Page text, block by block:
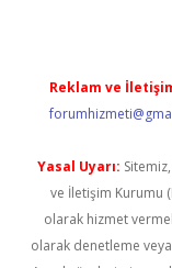
Reklam ve
Yasal Uyarı:
ve İletişim Kurumu
olarak hizmet
olarak denetleme